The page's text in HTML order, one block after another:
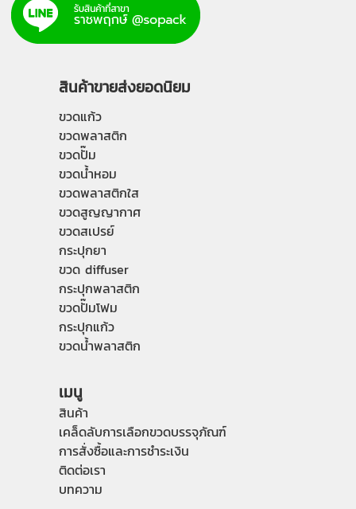
สินค้าขายส่งยอดนิยม
ขวดแก้ว
ขวดพลาสติก
ขวดปั๊ม
ขวดน้ำหอม
ขวดพลาสติกใส
ขวดสูญญากาศ
ขวดสเปรย์
กระปุกยา
ขวด diffuser
กระปุกพลาสติก
ขวดปั๊มโฟม
กระปุกแก้ว
ขวดน้ำพลาสติก
เมนู
สินค้า
เคล็ดลับการเลือกขวดบรรจุภัณฑ์
การสั่งซื้อและการชำระเงิน
ติดต่อเรา
บทความ